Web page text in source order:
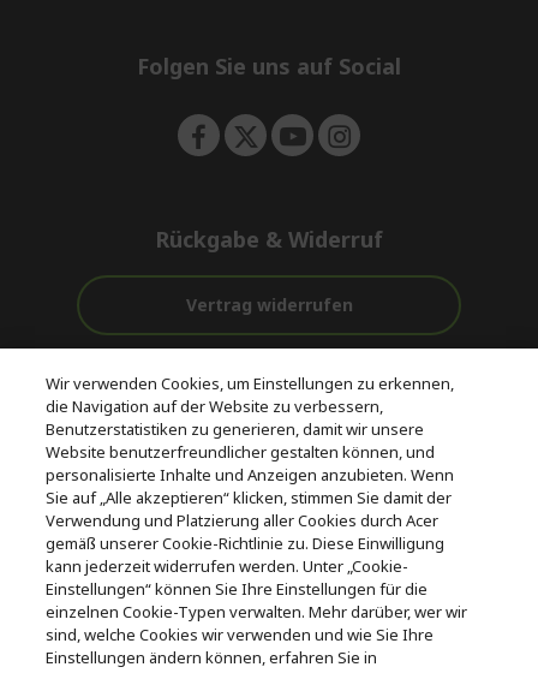
e
Folgen Sie uns auf Social
Rückgabe & Widerruf
Vertrag widerrufen
Kostenloser
Versand
vor und nach
dem Kauf
Zahlung
© 2026 Acer Inc.
CPYou BV ist der autorisierte Wiederverkäufer und Händler der
Produkte und Dienstleistungen, die in diesem Shop angeboten
werden.
Wir verwenden Cookies, um Einstellungen zu erkennen,
die Navigation auf der Website zu verbessern,
Benutzerstatistiken zu generieren, damit wir unsere
Website benutzerfreundlicher gestalten können, und
personalisierte Inhalte und Anzeigen anzubieten. Wenn
Sie auf „Alle akzeptieren“ klicken, stimmen Sie damit der
Verwendung und Platzierung aller Cookies durch Acer
gemäß unserer Cookie-Richtlinie zu. Diese Einwilligung
kann jederzeit widerrufen werden. Unter „Cookie-
Einstellungen“ können Sie Ihre Einstellungen für die
einzelnen Cookie-Typen verwalten. Mehr darüber, wer wir
sind, welche Cookies wir verwenden und wie Sie Ihre
Einstellungen ändern können, erfahren Sie in